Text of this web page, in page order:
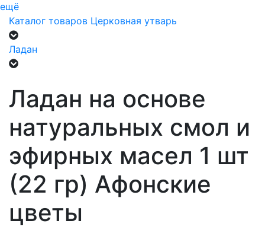
ещё
Каталог товаров Церковная утварь
Ладан
Ладан на основе
натуральных смол и
эфирных масел 1 шт
(22 гр) Афонские
цветы